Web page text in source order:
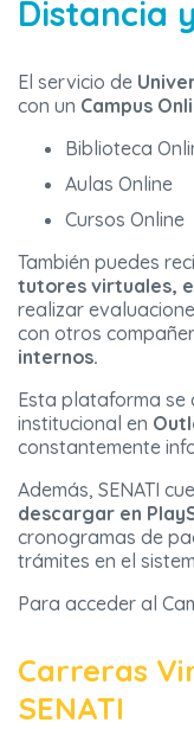
Distancia
El servicio de
con un Campus
Biblioteca
Aulas Online
Cursos Online
También puedes
tutores virtuales,
realizar
con otros
internos.
Esta plataforma se
institucional en
constantemente
Además, SENATI
descargar en
cronogramas de
trámites en el
Para acceder al
Carreras
SENATI